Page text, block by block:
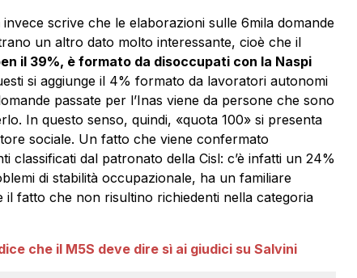
invece scrive che le elaborazioni sulle 6mila domande
un altro dato molto interessante, cioè che il
il 39%, è formato da disoccupati con la Naspi
si aggiunge il 4% formato da lavoratori autonomi
passate per l’Inas viene da persone che sono
In questo senso, quindi, «quota 100» si presenta
sociale. Un fatto che viene confermato
classificati dal patronato della Cisl: c’è infatti un 24%
di stabilità occupazionale, ha un familiare
il fatto che non risultino richiedenti nella categoria
che il M5S deve dire sì ai giudici su Salvini